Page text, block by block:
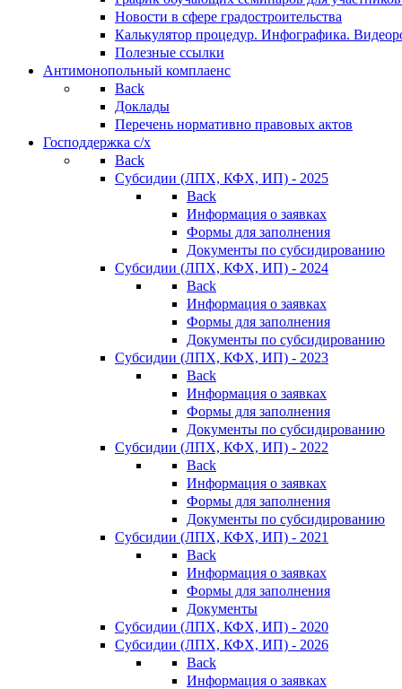
Новости в сфере градостроительства
Калькулятор процедур. Инфографика.
Полезные ссылки
Антимонопольный комплаенс
Back
Доклады
Перечень нормативно правовых актов
Господдержка с/х
Back
Субсидии (ЛПХ, КФХ, ИП) - 2025
Back
Информация о заявках
Формы для заполнения
Документы по субсидированию
Субсидии (ЛПХ, КФХ, ИП) - 2024
Back
Информация о заявках
Формы для заполнения
Документы по субсидированию
Субсидии (ЛПХ, КФХ, ИП) - 2023
Back
Информация о заявках
Формы для заполнения
Документы по субсидированию
Субсидии (ЛПХ, КФХ, ИП) - 2022
Back
Информация о заявках
Формы для заполнения
Документы по субсидированию
Субсидии (ЛПХ, КФХ, ИП) - 2021
Back
Информация о заявках
Формы для заполнения
Документы
Субсидии (ЛПХ, КФХ, ИП) - 2020
Субсидии (ЛПХ, КФХ, ИП) - 2026
Back
Информация о заявках